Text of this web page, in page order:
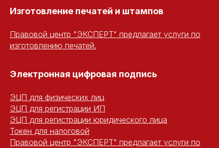
Изготовление печатей и штампов
Правовой центр "ЭКСПЕРТ" предлагает услуги по
изготовлению печатей.
Электронная цифровая подпись
ЭЦП для физических лиц
ЭЦП для регистрации ИП
ЭЦП для регистрации юридического лица
Токен для налоговой
Правовой центр "ЭКСПЕРТ" предлагает услуги по